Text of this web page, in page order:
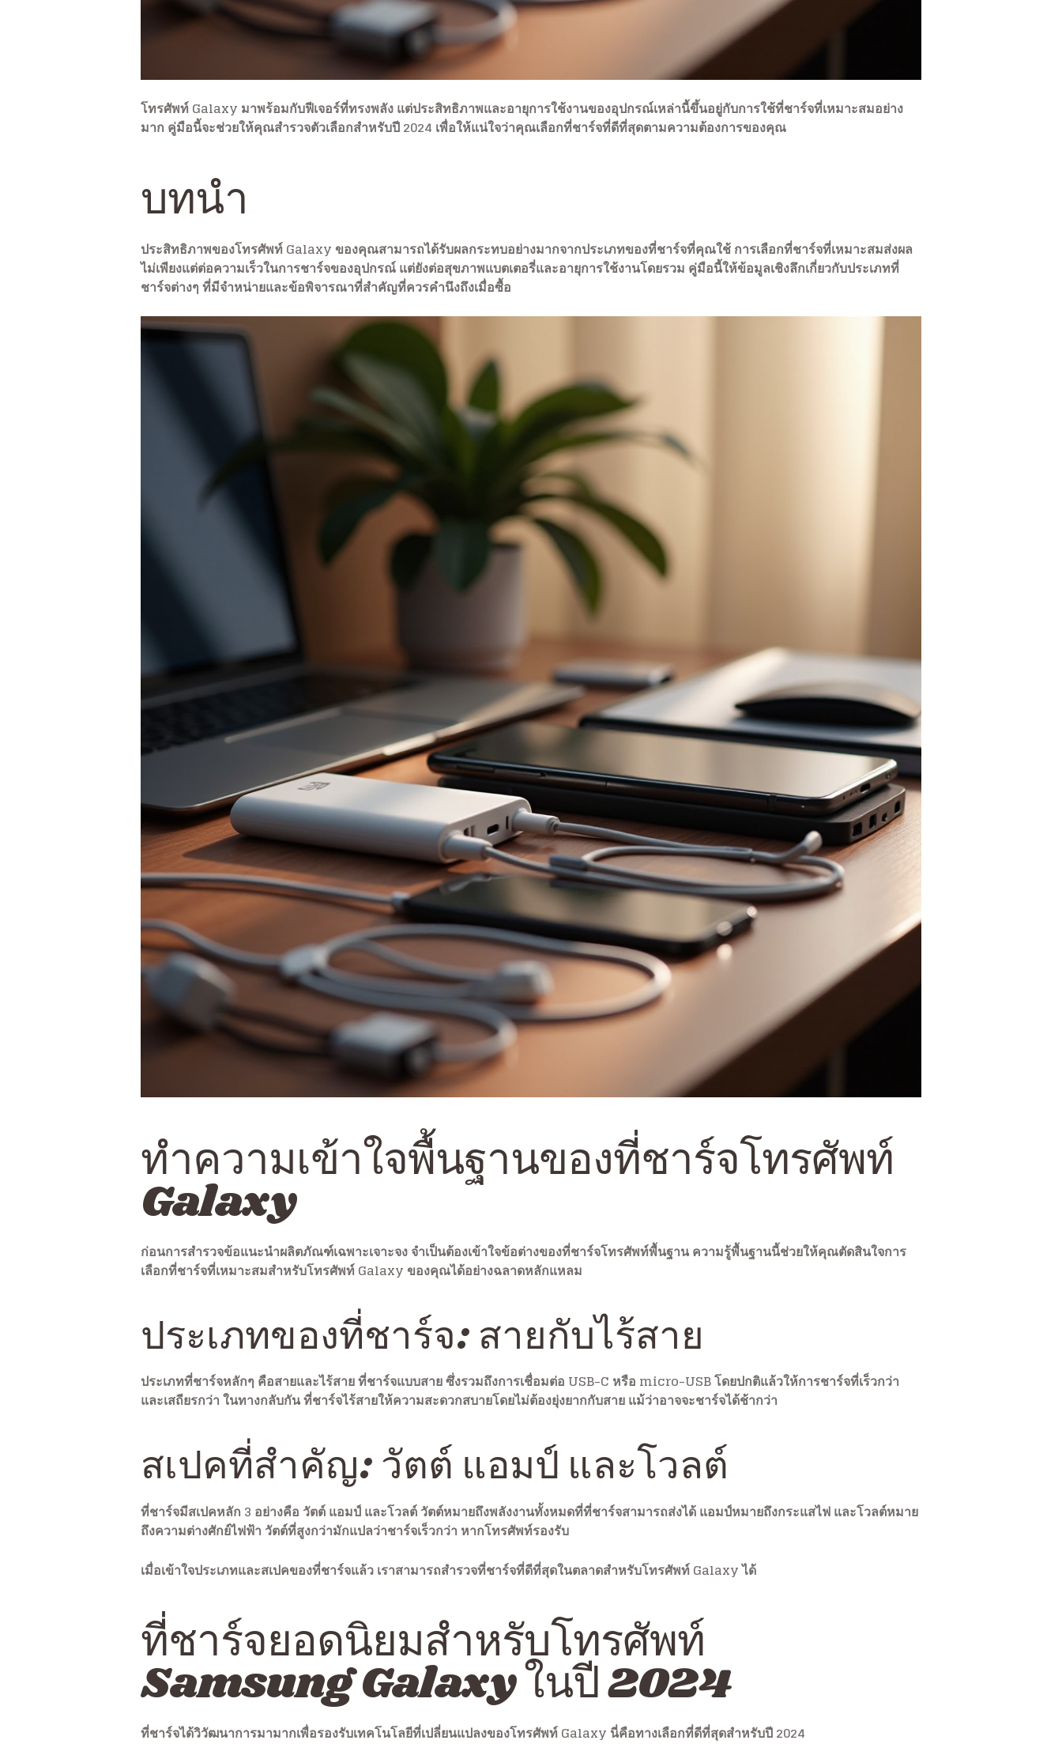
โทรศัพท์ Galaxy มาพร้อมกับฟีเจอร์ที่ทรงพลัง แต่ประสิทธิภาพและอายุการใช้งานของอุปกรณ์เหล่านี้ขึ้นอยู่กับการใช้ที่ชาร์จที่เหมาะสมอย่าง
มาก คู่มือนี้จะช่วยให้คุณสำรวจตัวเลือกสำหรับปี 2024 เพื่อให้แน่ใจว่าคุณเลือกที่ชาร์จที่ดีที่สุดตามความต้องการของคุณ
บทนำ
ประสิทธิภาพของโทรศัพท์ Galaxy ของคุณสามารถได้รับผลกระทบอย่างมากจากประเภทของที่ชาร์จที่คุณใช้ การเลือกที่ชาร์จที่เหมาะสมส่งผล
ไม่เพียงแต่ต่อความเร็วในการชาร์จของอุปกรณ์ แต่ยังต่อสุขภาพแบตเตอรี่และอายุการใช้งานโดยรวม คู่มือนี้ให้ข้อมูลเชิงลึกเกี่ยวกับประเภทที่
ชาร์จต่างๆ ที่มีจำหน่ายและข้อพิจารณาที่สำคัญที่ควรคำนึงถึงเมื่อซื้อ
ทำความเข้าใจพื้นฐานของที่ชาร์จโทรศัพท์
Galaxy
ก่อนการสำรวจข้อแนะนำผลิตภัณฑ์เฉพาะเจาะจง จำเป็นต้องเข้าใจข้อต่างของที่ชาร์จโทรศัพท์พื้นฐาน ความรู้พื้นฐานนี้ช่วยให้คุณตัดสินใจการ
เลือกที่ชาร์จที่เหมาะสมสำหรับโทรศัพท์ Galaxy ของคุณได้อย่างฉลาดหลักแหลม
ประเภทของที่ชาร์จ: สายกับไร้สาย
ประเภทที่ชาร์จหลักๆ คือสายและไร้สาย ที่ชาร์จแบบสาย ซึ่งรวมถึงการเชื่อมต่อ USB-C หรือ micro-USB โดยปกติแล้วให้การชาร์จที่เร็วกว่า
และเสถียรกว่า ในทางกลับกัน ที่ชาร์จไร้สายให้ความสะดวกสบายโดยไม่ต้องยุ่งยากกับสาย แม้ว่าอาจจะชาร์จได้ช้ากว่า
สเปคที่สำคัญ: วัตต์ แอมป์ และโวลต์
ที่ชาร์จมีสเปคหลัก 3 อย่างคือ วัตต์ แอมป์ และโวลต์ วัตต์หมายถึงพลังงานทั้งหมดที่ที่ชาร์จสามารถส่งได้ แอมป์หมายถึงกระแสไฟ และโวลต์หมาย
ถึงความต่างศักย์ไฟฟ้า วัตต์ที่สูงกว่ามักแปลว่าชาร์จเร็วกว่า หากโทรศัพท์รองรับ
เมื่อเข้าใจประเภทและสเปคของที่ชาร์จแล้ว เราสามารถสำรวจที่ชาร์จที่ดีที่สุดในตลาดสำหรับโทรศัพท์ Galaxy ได้
ที่ชาร์จยอดนิยมสำหรับโทรศัพท์
Samsung Galaxy ในปี 2024
ที่ชาร์จได้วิวัฒนาการมามากเพื่อรองรับเทคโนโลยีที่เปลี่ยนแปลงของโทรศัพท์ Galaxy นี่คือทางเลือกที่ดีที่สุดสำหรับปี 2024